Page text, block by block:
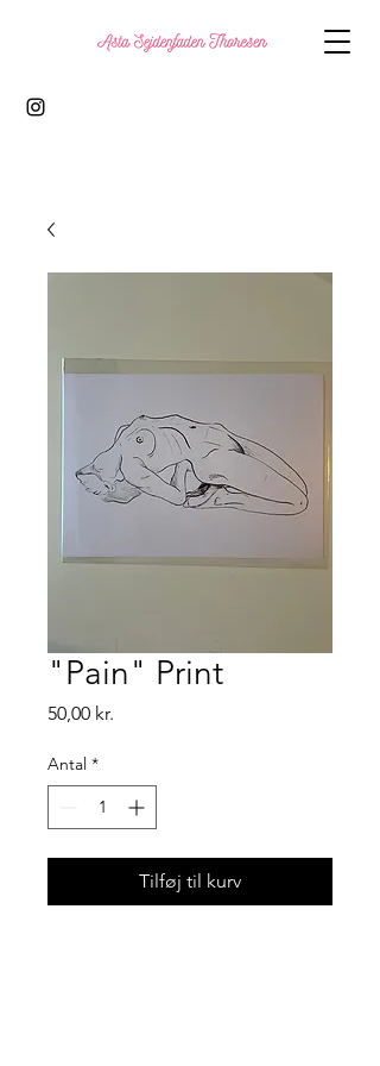
"Pain" Print
50,00 kr.
Antal *
Tilføj til kurv